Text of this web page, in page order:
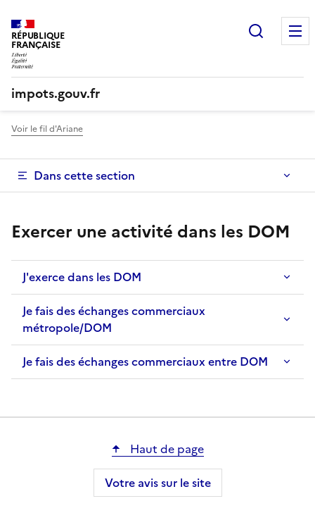
RÉPUBLIQUE
FRANÇAISE
impots.gouv.fr
Voir le fil d'Ariane
Dans cette section
Exercer une activité dans les DOM
J'exerce dans les DOM
Je fais des échanges commerciaux
métropole/DOM
Je fais des échanges commerciaux entre DOM
Haut de page
Votre avis sur le site